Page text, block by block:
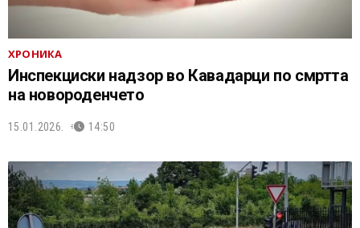
ХРОНИКА
Инспекциски надзор во Кавадарци по смртта
на новороденчето
15.01.2026. 14:50